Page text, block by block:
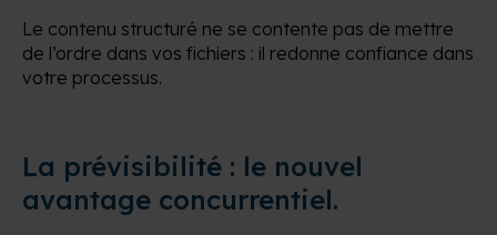
Le contenu structuré ne se contente pas de mettre
de l’ordre dans vos fichiers : il redonne confiance dans
votre processus.
La prévisibilité : le nouvel
avantage concurrentiel.